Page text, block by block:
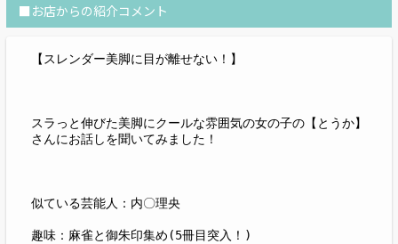
■お店からの紹介コメント
【スレンダー美脚に目が離せない！】
スラっと伸びた美脚にクールな雰囲気の女の子の【とうか】
さんにお話しを聞いてみました！
似ている芸能人：内〇理央
趣味：麻雀と御朱印集め(5冊目突入！)